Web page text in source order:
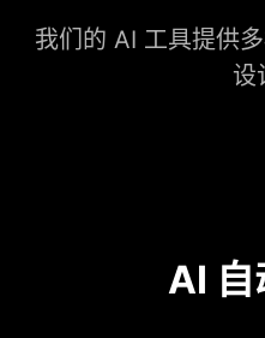
我们的 AI 工具提供
设
AI 自